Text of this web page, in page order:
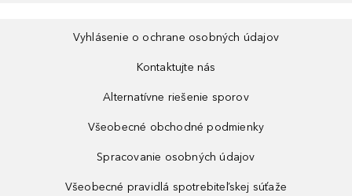
Vyhlásenie o ochrane osobných údajov
Kontaktujte nás
Alternatívne riešenie sporov
Všeobecné obchodné podmienky
Spracovanie osobných údajov
Všeobecné pravidlá spotrebiteľskej súťaže